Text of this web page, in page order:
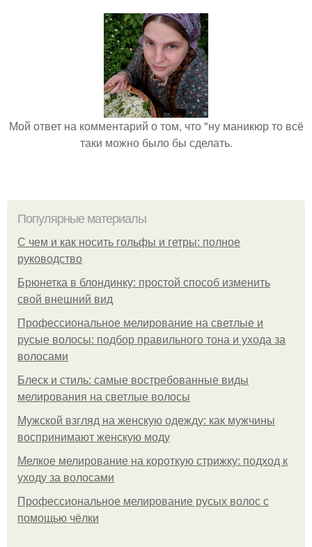
Мой ответ на комментарий о том, что "ну маникюр то всё
таки можно было бы сделать.
Популярные материалы
С чем и как носить гольфы и гетры: полное
руководство
Брюнетка в блондинку: простой способ изменить
свой внешний вид
Профессиональное мелирование на светлые и
русые волосы: подбор правильного тона и ухода за
волосами
Блеск и стиль: самые востребованные виды
мелирования на светлые волосы
Мужской взгляд на женскую одежду: как мужчины
воспринимают женскую моду
Мелкое мелирование на короткую стрижку: подход к
уходу за волосами
Профессиональное мелирование русых волос с
помощью чёлки